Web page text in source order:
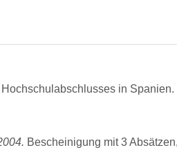
in Spanien.
Bescheinigung mit 3